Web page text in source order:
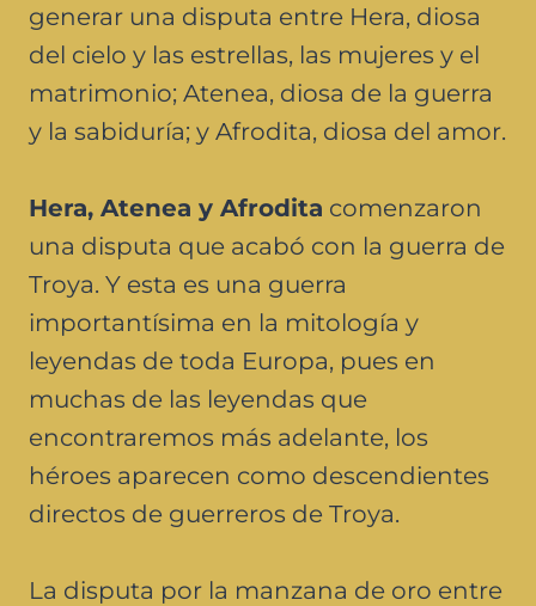
generar una disputa entre Hera, diosa
del cielo y las estrellas, las mujeres y el
matrimonio; Atenea, diosa de la guerra
y la sabiduría; y Afrodita, diosa del amor.
Hera, Atenea y Afrodita comenzaron
una disputa que acabó con la guerra de
Troya. Y esta es una guerra
importantísima en la mitología y
leyendas de toda Europa, pues en
muchas de las leyendas que
encontraremos más adelante, los
héroes aparecen como descendientes
directos de guerreros de Troya.
La disputa por la manzana de oro entre